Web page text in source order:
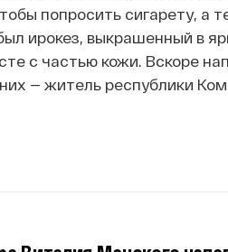
попросить сигарету, а
ирокез, выкрашенный в
с частью кожи. Вскоре
— житель республики